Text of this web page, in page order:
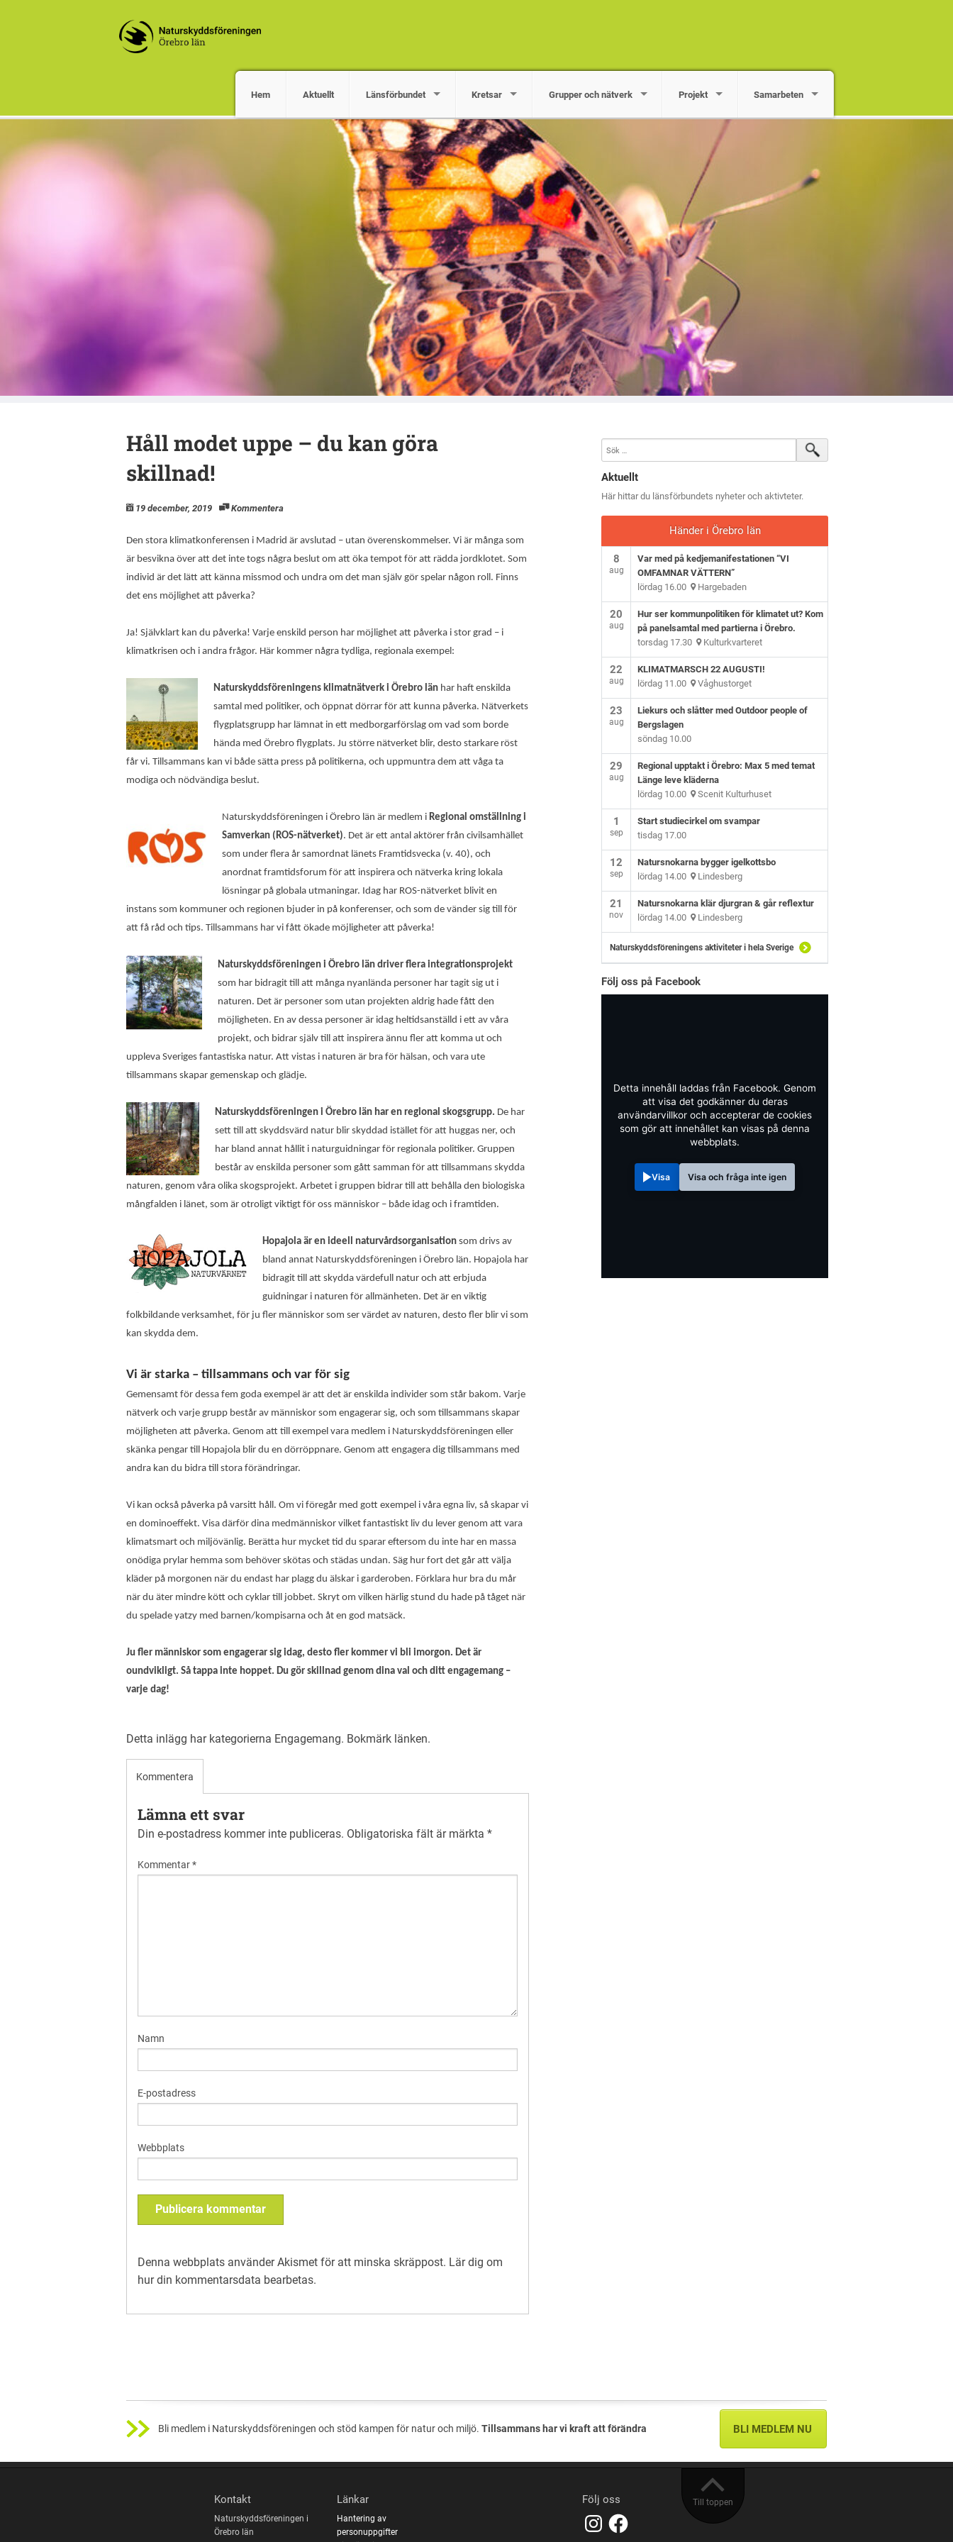
Hem Aktuellt Länsförbundet Kretsar Grupper och nätverk Projekt Samarbeten
Naturskyddsföreningen i Örebro län
Vi gör naturens röst hörd, och bevakar och stödjer arbete med miljö- och naturfrågor i Örebro län
Håll modet uppe – du kan göra
skillnad!
19 december, 2019 Kommentera
Den stora klimatkonferensen i Madrid är avslutad – utan överenskommelser. Vi är många som
är besvikna över att det inte togs några beslut om att öka tempot för att rädda jordklotet. Som
individ är det lätt att känna missmod och undra om det man själv gör spelar någon roll. Finns
det ens möjlighet att påverka?
Ja! Självklart kan du påverka! Varje enskild person har möjlighet att påverka i stor grad – i
klimatkrisen och i andra frågor. Här kommer några tydliga, regionala exempel:
Naturskyddsföreningens klimatnätverk i Örebro län har haft enskilda
samtal med politiker, och öppnat dörrar för att kunna påverka. Nätverkets
flygplatsgrupp har lämnat in ett medborgarförslag om vad som borde
hända med Örebro flygplats. Ju större nätverket blir, desto starkare röst
får vi. Tillsammans kan vi både sätta press på politikerna, och uppmuntra dem att våga ta
modiga och nödvändiga beslut.
Naturskyddsföreningen i Örebro län är medlem i Regional omställning i
Samverkan (ROS-nätverket). Det är ett antal aktörer från civilsamhället
som under flera år samordnat länets Framtidsvecka (v. 40), och
anordnat framtidsforum för att inspirera och nätverka kring lokala
lösningar på globala utmaningar. Idag har ROS-nätverket blivit en
instans som kommuner och regionen bjuder in på konferenser, och som de vänder sig till för
att få råd och tips. Tillsammans har vi fått ökade möjligheter att påverka!
Naturskyddsföreningen i Örebro län driver flera integrationsprojekt
som har bidragit till att många nyanlända personer har tagit sig ut i
naturen. Det är personer som utan projekten aldrig hade fått den
möjligheten. En av dessa personer är idag heltidsanställd i ett av våra
projekt, och bidrar själv till att inspirera ännu fler att komma ut och
uppleva Sveriges fantastiska natur. Att vistas i naturen är bra för hälsan, och vara ute
tillsammans skapar gemenskap och glädje.
Naturskyddsföreningen i Örebro län har en regional skogsgrupp. De har
sett till att skyddsvärd natur blir skyddad istället för att huggas ner, och
har bland annat hållit i naturguidningar för regionala politiker. Gruppen
består av enskilda personer som gått samman för att tillsammans skydda
naturen, genom våra olika skogsprojekt. Arbetet i gruppen bidrar till att behålla den biologiska
mångfalden i länet, som är otroligt viktigt för oss människor – både idag och i framtiden.
Hopajola är en ideell naturvårdsorganisation som drivs av
bland annat Naturskyddsföreningen i Örebro län. Hopajola har
bidragit till att skydda värdefull natur och att erbjuda
guidningar i naturen för allmänheten. Det är en viktig
folkbildande verksamhet, för ju fler människor som ser värdet av naturen, desto fler blir vi som
kan skydda dem.
Vi är starka – tillsammans och var för sig
Gemensamt för dessa fem goda exempel är att det är enskilda individer som står bakom. Varje
nätverk och varje grupp består av människor som engagerar sig, och som tillsammans skapar
möjligheten att påverka. Genom att till exempel vara medlem i Naturskyddsföreningen eller
skänka pengar till Hopajola blir du en dörröppnare. Genom att engagera dig tillsammans med
andra kan du bidra till stora förändringar.
Vi kan också påverka på varsitt håll. Om vi föregår med gott exempel i våra egna liv, så skapar vi
en dominoeffekt. Visa därför dina medmänniskor vilket fantastiskt liv du lever genom att vara
klimatsmart och miljövänlig. Berätta hur mycket tid du sparar eftersom du inte har en massa
onödiga prylar hemma som behöver skötas och städas undan. Säg hur fort det går att välja
kläder på morgonen när du endast har plagg du älskar i garderoben. Förklara hur bra du mår
när du äter mindre kött och cyklar till jobbet. Skryt om vilken härlig stund du hade på tåget när
du spelade yatzy med barnen/kompisarna och åt en god matsäck.
Ju fler människor som engagerar sig idag, desto fler kommer vi bli imorgon. Det är
oundvikligt. Så tappa inte hoppet. Du gör skillnad genom dina val och ditt engagemang –
varje dag!
Detta inlägg har kategorierna Engagemang. Bokmärk länken.
Kommentera
Lämna ett svar
Din e-postadress kommer inte publiceras. Obligatoriska fält är märkta *
Kommentar*
Namn
E-postadress
Webbplats
Denna webbplats använder Akismet för att minska skräppost. Lär dig om
hur din kommentarsdata bearbetas.
Aktuellt
Här hittar du länsförbundets nyheter och aktivteter.
Händer i Örebro län
8
aug
Var med på kedjemanifestationen “VI
OMFAMNAR VÄTTERN”
lördag 16.00 Hargebaden
20
aug
Hur ser kommunpolitiken för klimatet ut? Kom
på panelsamtal med partierna i Örebro.
torsdag 17.30 Kulturkvarteret
22
aug
KLIMATMARSCH 22 AUGUSTI!
lördag 11.00 Våghustorget
23
aug
Liekurs och slåtter med Outdoor people of
Bergslagen
söndag 10.00
29
aug
Regional upptakt i Örebro: Max 5 med temat
Länge leve kläderna
lördag 10.00 Scenit Kulturhuset
1
sep
Start studiecirkel om svampar
tisdag 17.00
12
sep
Natursnokarna bygger igelkottsbo
lördag 14.00 Lindesberg
21
nov
Natursnokarna klär djurgran & går reflextur
lördag 14.00 Lindesberg
Naturskyddsföreningens aktiviteter i hela Sverige
Följ oss på Facebook
Detta innehåll laddas från Facebook. Genom
att visa det godkänner du deras
användarvillkor och accepterar de cookies
som gör att innehållet kan visas på denna
webbplats.
Visa Visa och fråga inte igen
Bli medlem i Naturskyddsföreningen och stöd kampen för natur och miljö. Tillsammans har vi kraft att förändra BLI MEDLEM NU
Till toppen
Kontakt
Naturskyddsföreningen i
Örebro län
Länkar
Hantering av
personuppgifter
Följ oss